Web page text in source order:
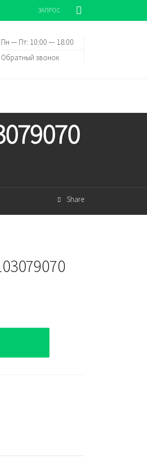
ЗАПРОС
Пн — Пт: 10:00 — 18:00
Обратный звонок
Share